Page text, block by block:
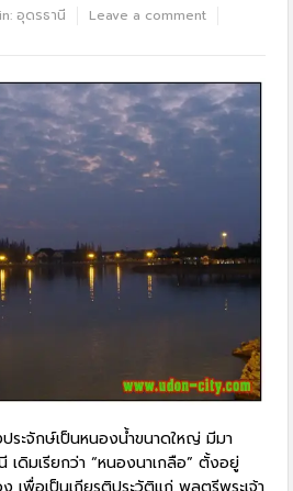
in: อุดรธานี
Leave a comment
ระจักษ์เป็นหนองน้ำขนาดใหญ่ มีมา
ดิมเรียกว่า “หนองนาเกลือ” ตั้งอยู่